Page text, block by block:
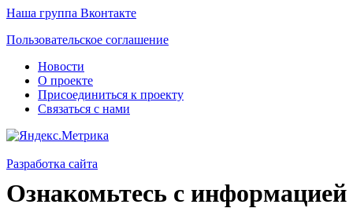
Наша группа Вконтакте
Пользовательское соглашение
Новости
О проекте
Присоединиться к проекту
Связаться с нами
Разработка сайта
Ознакомьтесь с информацией